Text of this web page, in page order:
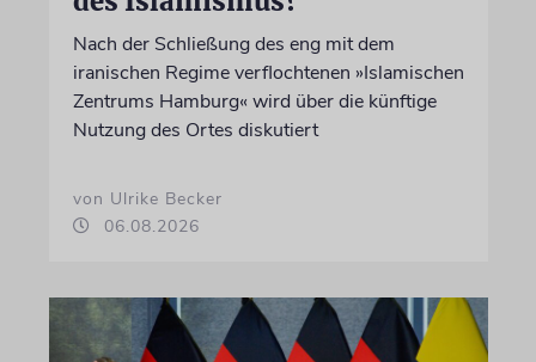
Nach der Schließung des eng mit dem
iranischen Regime verflochtenen »Islamischen
Zentrums Hamburg« wird über die künftige
Nutzung des Ortes diskutiert
von Ulrike Becker
06.08.2026